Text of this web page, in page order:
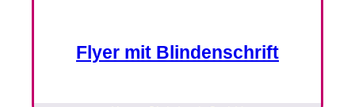
Flyer mit Blindenschrift